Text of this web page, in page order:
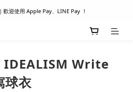
免運 │ WORLDWIDE SHIPPING
歡迎使用 Apple Pay、LINE Pay ！
IDEALISM Write
球衣